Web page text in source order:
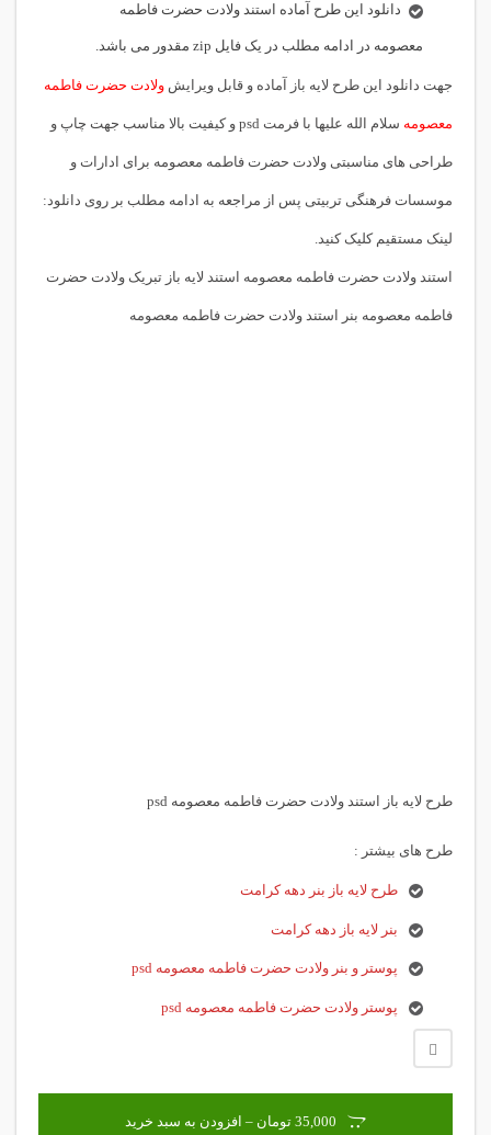
دانلود این طرح آماده استند ولادت حضرت فاطمه
معصومه در ادامه مطلب در یک فایل zip مقدور می باشد.
جهت دانلود این طرح لایه باز آماده و قابل ویرایش ولادت حضرت فاطمه
معصومه سلام الله علیها با فرمت psd و کیفیت بالا مناسب جهت چاپ و
طراحی های مناسبتی ولادت حضرت فاطمه معصومه برای ادارات و
موسسات فرهنگی تربیتی پس از مراجعه به ادامه مطلب بر روی دانلود:
لینک مستقیم کلیک کنید.
استند ولادت حضرت فاطمه معصومه استند لایه باز تبریک ولادت حضرت
فاطمه معصومه بنر استند ولادت حضرت فاطمه معصومه
طرح لایه باز استند ولادت حضرت فاطمه معصومه psd
طرح های بیشتر :
طرح لایه باز بنر دهه کرامت
بنر لایه باز دهه کرامت
پوستر و بنر ولادت حضرت فاطمه معصومه psd
پوستر ولادت حضرت فاطمه معصومه psd
35,000 تومان – افزودن به سبد خرید